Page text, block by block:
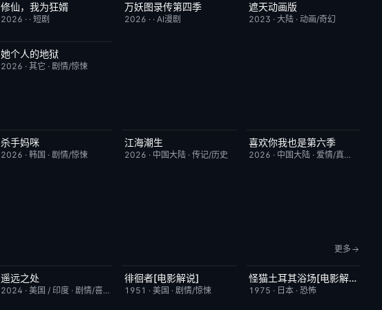
完结
修仙，我为狂婿
2026 · · 短剧
完结
万妖图录传第四季
2026 · ·AI漫剧
更新至第174集
遮天动画版
2023 · 大陆· 动画/奇幻
HD中字
她个人的地狱
2026 · 其它 · 剧情/惊悚
更新至第04集
杀手妈咪
2026 · 韩国 · 剧情/惊悚
更新至第28集
江海潮生
2026 · 中国大陆 ·传记/历史
昨日更新
喜欢你我也是第六季
2026 · 中国大陆· 爱情/真人秀
更多
本周更新
遥远之处
2024 · 美国 / 印度· 剧情/喜剧
已完结
徘徊者[电影解说]
1951 ·美国 ·剧情/惊悚
已完结 5.9怪猫土耳其浴场[电影解说]
1975 · 日本· 恐怖